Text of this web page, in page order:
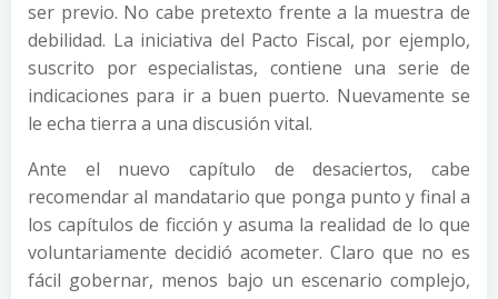
ser previo. No cabe pretexto frente a la muestra de
debilidad. La iniciativa del Pacto Fiscal, por ejemplo,
suscrito por especialistas, contiene una serie de
indicaciones para ir a buen puerto. Nuevamente se
le echa tierra a una discusión vital.
Ante el nuevo capítulo de desaciertos, cabe
recomendar al mandatario que ponga punto y final a
los capítulos de ficción y asuma la realidad de lo que
voluntariamente decidió acometer. Claro que no es
fácil gobernar, menos bajo un escenario complejo,